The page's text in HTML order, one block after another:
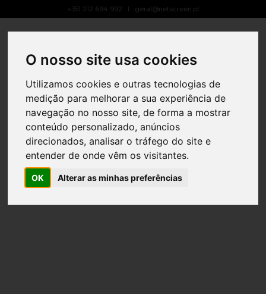
O nosso site usa cookies
Utilizamos cookies e outras tecnologias de
medição para melhorar a sua experiência de
navegação no nosso site, de forma a mostrar
conteúdo personalizado, anúncios
direcionados, analisar o tráfego do site e
entender de onde vêm os visitantes.
OK Alterar as minhas preferências
+351 212 694 992 geral@netscreen.pt